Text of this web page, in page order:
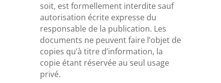
soit, est formellement interdite sauf
autorisation écrite expresse du
responsable de la publication. Les
documents ne peuvent faire l’objet de
copies qu’à titre d’information, la
copie étant réservée au seul usage
privé.